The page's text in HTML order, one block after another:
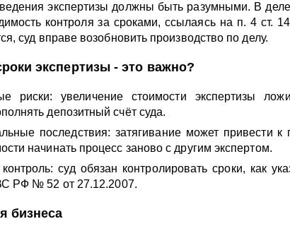
экспертизы должны быть разумными. В
контроля за сроками, ссылаясь на п. 4 ст.
суд вправе возобновить производство по делу.
экспертизы - это важно?
риски: увеличение стоимости экспертизы
депозитный счёт суда.
последствия: затягивание может привести
начинать процесс заново с другим экспертом.
суд обязан контролировать сроки, как
РФ № 52 от 27.12.2007.
бизнеса